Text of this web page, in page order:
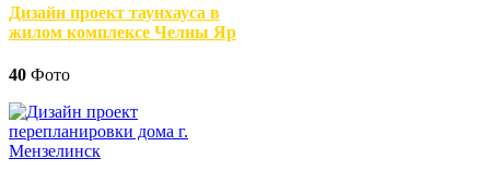
Дизайн проект таунхауса в
жилом комплексе Челны Яр
40 Фото